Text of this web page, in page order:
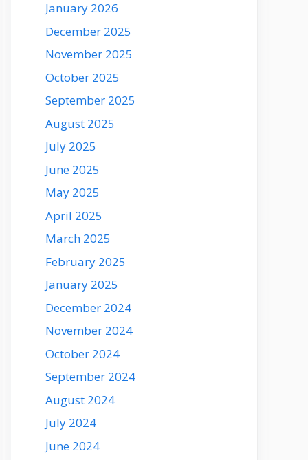
January 2026
December 2025
November 2025
October 2025
September 2025
August 2025
July 2025
June 2025
May 2025
April 2025
March 2025
February 2025
January 2025
December 2024
November 2024
October 2024
September 2024
August 2024
July 2024
June 2024